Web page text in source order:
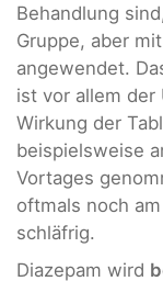
Behandlung
Gruppe, aber
angewendet.
ist vor allem der
Wirkung der
beispielsweise
Vortages
oftmals noch
schläfrig.
Diazepam wird